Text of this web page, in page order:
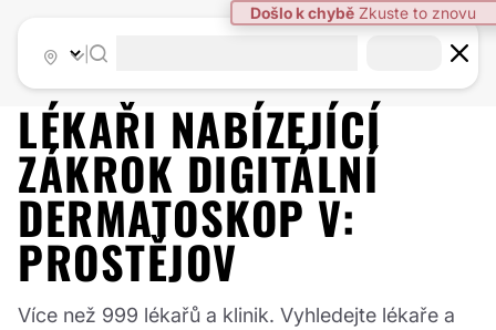
LÉKAŘI NABÍZEJÍCÍ
ZÁKROK DIGITÁLNÍ
DERMATOSKOP V:
PROSTĚJOV
Více než 999 lékařů a klinik. Vyhledejte lékaře a